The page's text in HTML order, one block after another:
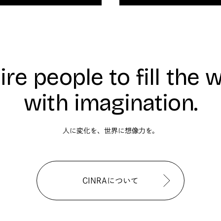
people to fill the
with imagination.
人に変化を、世界に想像力を。
CINRAについて